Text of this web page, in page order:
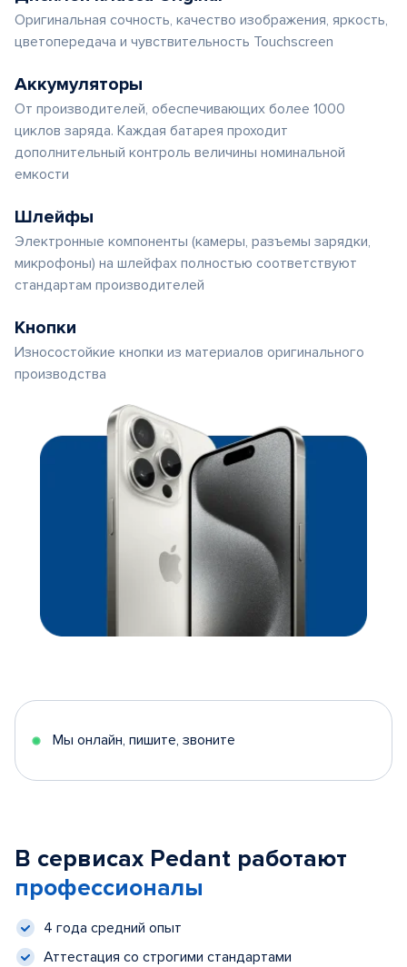
Оригинальная сочность, качество изображения, яркость,
цветопередача и чувствительность Touchscreen
Аккумуляторы
От производителей, обеспечивающих более 1000
циклов заряда. Каждая батарея проходит
дополнительный контроль величины номинальной
емкости
Шлейфы
Электронные компоненты (камеры, разъемы зарядки,
микрофоны) на шлейфах полностью соответствуют
стандартам производителей
Кнопки
Износостойкие кнопки из материалов оригинального
производства
Мы онлайн, пишите, звоните
В сервисах Pedant работают
профессионалы
4 года средний опыт
Аттестация со строгими стандартами